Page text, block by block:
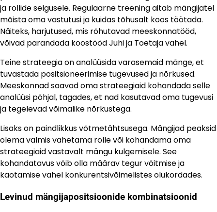
ja rollide selgusele. Regulaarne treening aitab mängijatel
mõista oma vastutusi ja kuidas tõhusalt koos töötada.
Näiteks, harjutused, mis rõhutavad meeskonnatööd,
võivad parandada koostööd Juhi ja Toetaja vahel.
Teine strateegia on analüüsida varasemaid mänge, et
tuvastada positsioneerimise tugevused ja nõrkused.
Meeskonnad saavad oma strateegiaid kohandada selle
analüüsi põhjal, tagades, et nad kasutavad oma tugevusi
ja tegelevad võimalike nõrkustega.
Lisaks on paindlikkus võtmetähtsusega. Mängijad peaksid
olema valmis vahetama rolle või kohandama oma
strateegiaid vastavalt mängu kulgemisele. See
kohandatavus võib olla määrav tegur võitmise ja
kaotamise vahel konkurentsivõimelistes olukordades.
Levinud mängijapositsioonide kombinatsioonid